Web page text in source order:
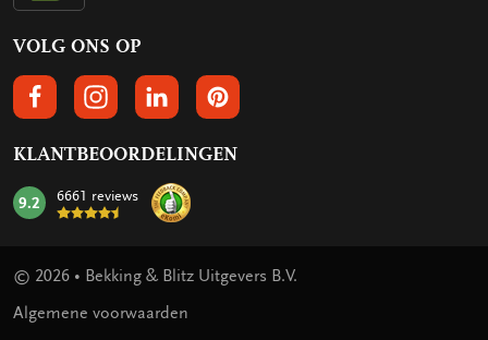
VOLG ONS OP
VOLGS ONS OP FACEBOOK
VOLG ONS OP INSTAGRAM
VOLG ONS OP LINKEDIN
VOLG ONS OP PINTEREST
KLANTBEOORDELINGEN
mark:
9.2 6661 reviews
© 2026 • Bekking & Blitz Uitgevers B.V.
Algemene voorwaarden